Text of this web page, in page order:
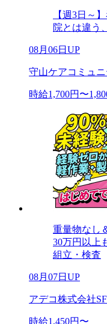
【週3日～
院とは違う
08月06日UP
守山ケアコミュ
時給1,700円〜
重量物なし
30万円以上
組立・検査
08月07日UP
アデコ株式会社
時給1,450円〜